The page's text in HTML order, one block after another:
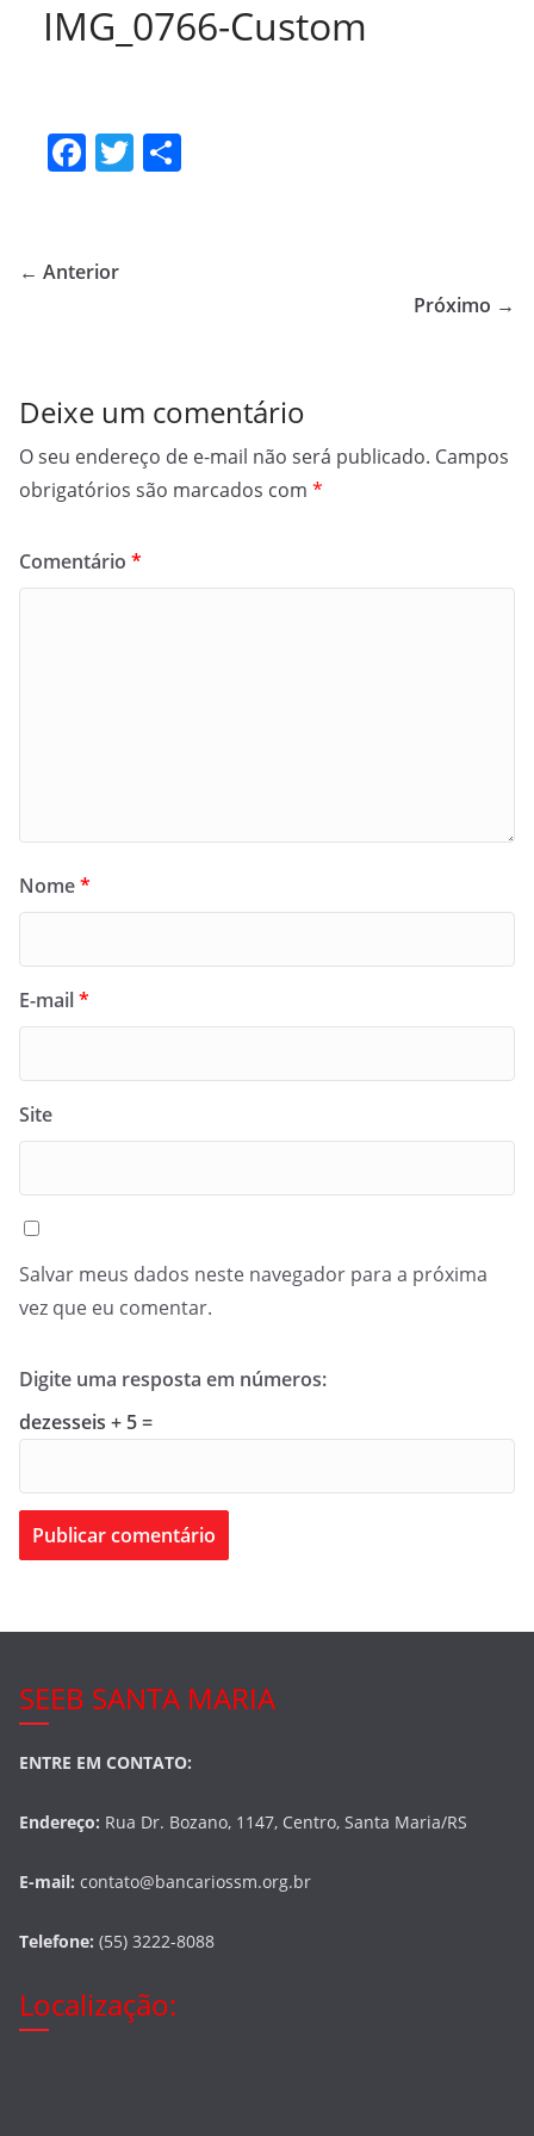
IMG_0766-Custom
F
e
k
T
← Anterior
Próximo →
Deixe um comentário
O seu endereço de e-mail não será publicado. Campos
obrigatórios são marcados com *
Comentário *
Nome*
E-mail*
Site
Salvar meus dados neste navegador para a próxima
vez que eu comentar.
Digite uma resposta em números:
dezesseis + 5 =
SEEB SANTA MARIA
ENTRE EM CONTATO:
Endereço: Rua Dr. Bozano, 1147, Centro, Santa Maria/RS
E-mail: contato@bancariossm.org.br
Telefone: (55) 3222-8088
Localização: